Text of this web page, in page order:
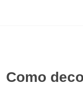
Como